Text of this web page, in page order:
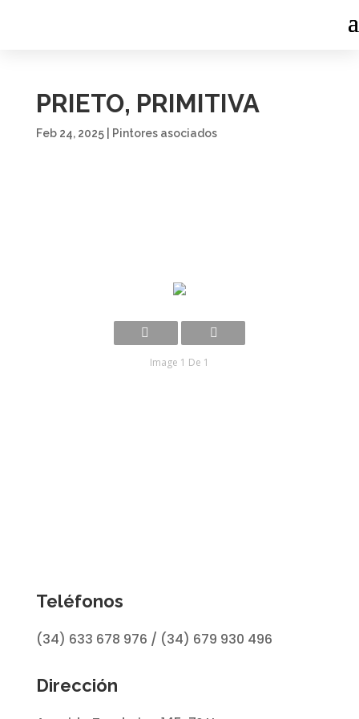
PRIETO, PRIMITIVA
Feb 24, 2025| Pintores asociados
Image 1 De 1
Teléfonos
(34) 633 678 976 / (34) 679 930 496
Dirección